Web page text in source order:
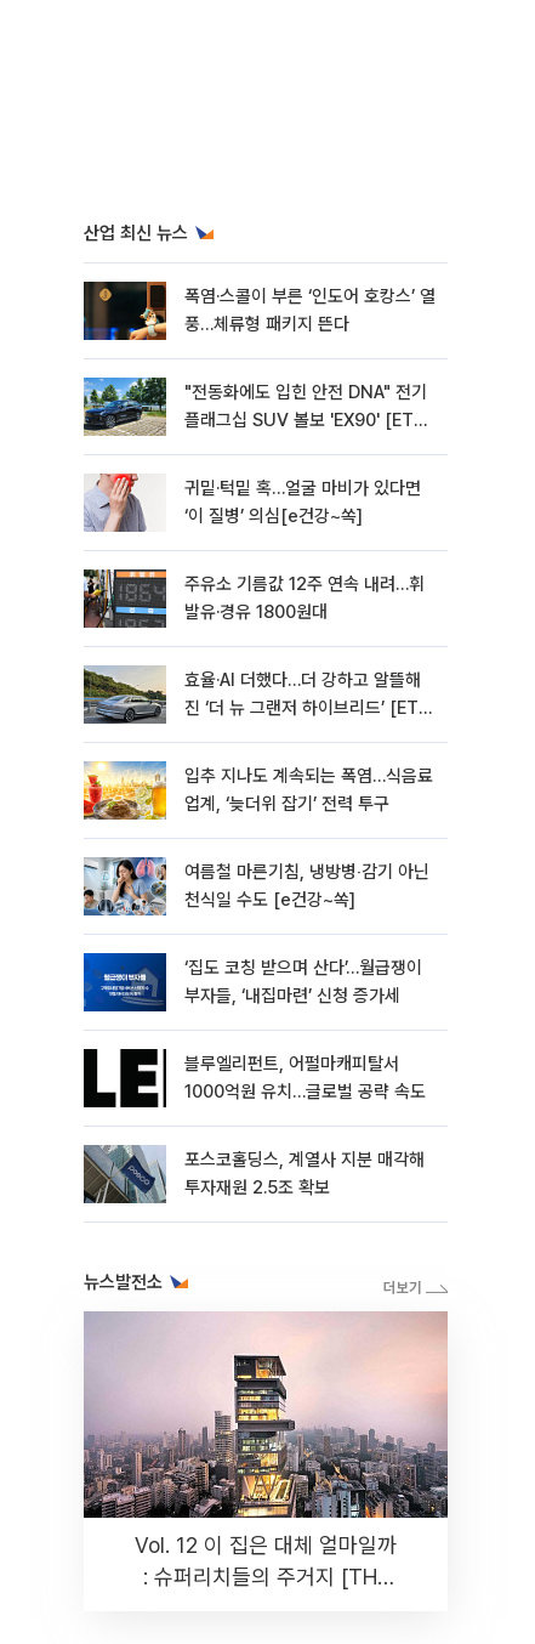
산업 최신 뉴스
폭염·스콜이 부른 ‘인도어 호캉스’ 열
풍…체류형 패키지 뜬다
"전동화에도 입힌 안전 DNA" 전기
플래그십 SUV 볼보 'EX90' [ET의
귀밑·턱밑 혹…얼굴 마비가 있다면
‘이 질병’ 의심[e건강~쏙]
주유소 기름값 12주 연속 내려…휘
발유·경유 1800원대
효율·AI 더했다…더 강하고 알뜰해
진 ‘더 뉴 그랜저 하이브리드’ [ET의
입추 지나도 계속되는 폭염…식음료
업계, ‘늦더위 잡기’ 전력 투구
여름철 마른기침, 냉방병‧감기 아닌
천식일 수도 [e건강~쏙]
‘집도 코칭 받으며 산다’…월급쟁이
부자들, ‘내집마련’ 신청 증가세
블루엘리펀트, 어펄마캐피탈서
1000억원 유치…글로벌 공략 속도
포스코홀딩스, 계열사 지분 매각해
투자재원 2.5조 확보
뉴스발전소
Vol. 12 이 집은 대체 얼마일까
: 슈퍼리치들의 주거지 [THE